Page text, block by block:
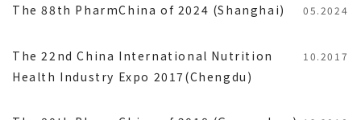
The 88th PharmChina of 2024 (Shanghai) 05.2024
The 22nd China International Nutrition
Health Industry Expo 2017(Chengdu)
10.2017